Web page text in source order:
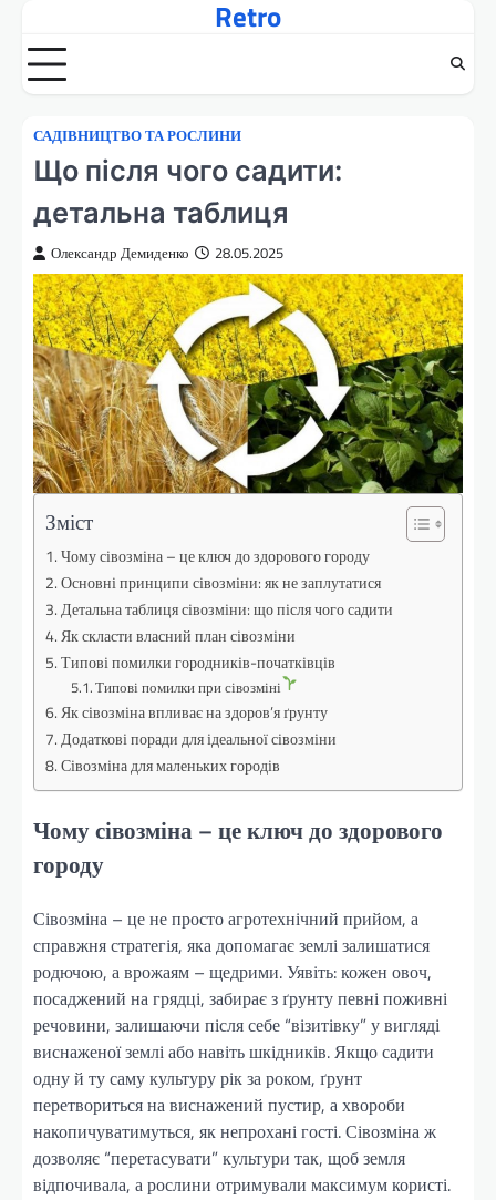
вмісту
Retro
САДІВНИЦТВО ТА РОСЛИНИ
Що після чого садити:
детальна таблиця
Олександр Демиденко 28.05.2025
Зміст
Чому сівозміна – це ключ до здорового городу
Основні принципи сівозміни: як не заплутатися
Детальна таблиця сівозміни: що після чого садити
Як скласти власний план сівозміни
Типові помилки городників-початківців
Типові помилки при сівозміні
Як сівозміна впливає на здоров’я ґрунту
Додаткові поради для ідеальної сівозміни
Сівозміна для маленьких городів
Чому сівозміна – це ключ до здорового
городу
Сівозміна – це не просто агротехнічний прийом, а
справжня стратегія, яка допомагає землі залишатися
родючою, а врожаям – щедрими. Уявіть: кожен овоч,
посаджений на грядці, забирає з ґрунту певні поживні
речовини, залишаючи після себе “візитівку” у вигляді
виснаженої землі або навіть шкідників. Якщо садити
одну й ту саму культуру рік за роком, ґрунт
перетвориться на виснажений пустир, а хвороби
накопичуватимуться, як непрохані гості. Сівозміна ж
дозволяє “перетасувати” культури так, щоб земля
відпочивала, а рослини отримували максимум користі.